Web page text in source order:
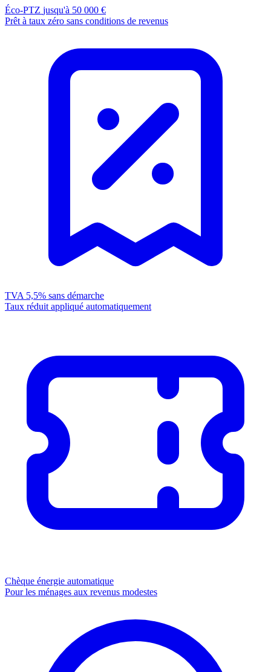
Éco-PTZ jusqu'à 50 000 €
Prêt à taux zéro sans conditions de revenus
TVA 5,5% sans démarche
Taux réduit appliqué automatiquement
Chèque énergie automatique
Pour les ménages aux revenus modestes